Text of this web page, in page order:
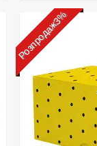
Розпродаж3%